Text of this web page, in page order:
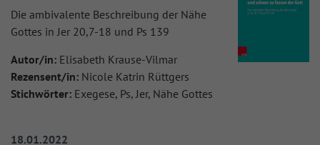
Die ambivalente Beschreibung der Nähe
Gottes in Jer 20,7-18 und Ps 139
Autor/in: Elisabeth Krause-Vilmar
Rezensent/in: Nicole Katrin Rüttgers
Stichwörter: Exegese, Ps, Jer, Nähe Gottes
18.01.2022